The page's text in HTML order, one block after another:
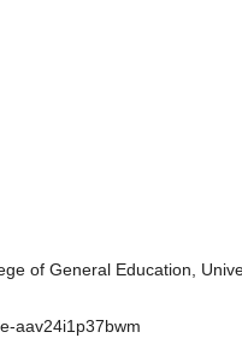
of General Education,
aav24i1p37bwm